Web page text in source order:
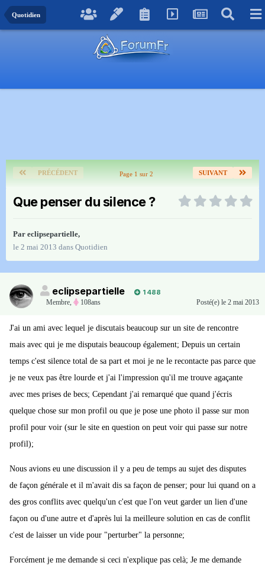
Quotidien
PRÉCÉDENT SUIVANT
Page 1 sur 2
Que penser du silence ?
Par eclipsepartielle,
le 2 mai 2013 dans Quotidien
eclipsepartielle
1 488
Membre, 108ans Posté(e) le 2 mai 2013
J'ai un ami avec lequel je discutais beaucoup sur un site de rencontre
mais avec qui je me disputais beaucoup également; Depuis un certain
temps c'est silence total de sa part et moi je ne le recontacte pas parce que
je ne veux pas être lourde et j'ai l'impression qu'il me trouve agaçante
avec mes prises de becs; Cependant j'ai remarqué que quand j'écris
quelque chose sur mon profil ou que je pose une photo il passe sur mon
profil pour voir (sur le site en question on peut voir qui passe sur notre
profil);
Nous avions eu une discussion il y a peu de temps au sujet des disputes
de façon générale et il m'avait dis sa façon de penser; pour lui quand on a
des gros conflits avec quelqu'un c'est que l'on veut garder un lien d'une
façon ou d'une autre et d'après lui la meilleure solution en cas de conflit
c'est de laisser un vide pour "perturber" la personne;
Forcément je me demande si ceci n'explique pas celà; Je me demande